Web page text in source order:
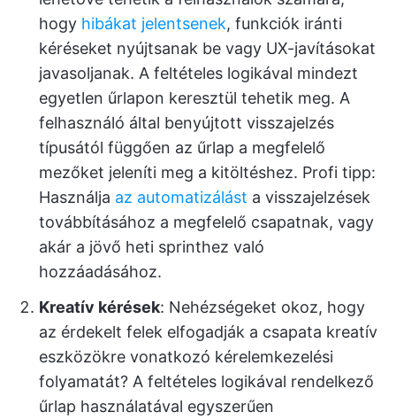
hogy hibákat jelentsenek, funkciók iránti
kéréseket nyújtsanak be vagy UX-javításokat
javasoljanak. A feltételes logikával mindezt
egyetlen űrlapon keresztül tehetik meg. A
felhasználó által benyújtott visszajelzés
típusától függően az űrlap a megfelelő
mezőket jeleníti meg a kitöltéshez. Profi tipp:
Használja az automatizálást a visszajelzések
továbbításához a megfelelő csapatnak, vagy
akár a jövő heti sprinthez való
hozzáadásához.
Kreatív kérések: Nehézségeket okoz, hogy
az érdekelt felek elfogadják a csapata kreatív
eszközökre vonatkozó kérelemkezelési
folyamatát? A feltételes logikával rendelkező
űrlap használatával egyszerűen